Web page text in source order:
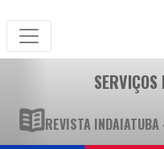
SERVIÇOS
REVISTA